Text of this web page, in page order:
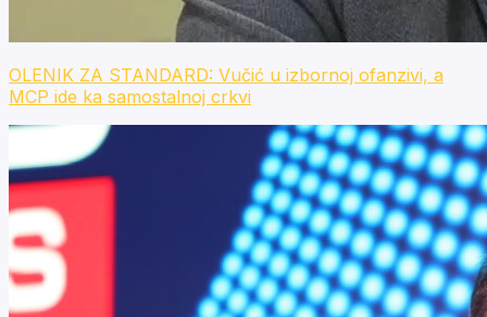
OLENIK ZA STANDARD: Vučić u izbornoj ofanzivi, a
MCP ide ka samostalnoj crkvi